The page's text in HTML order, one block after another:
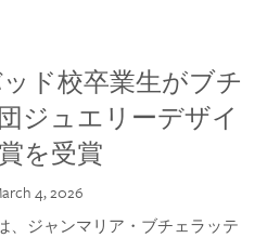
ド校卒業生がブチ
ジュエリーデザイ
を受賞
4, 2026
、ジャンマリア・ブチェラッテ